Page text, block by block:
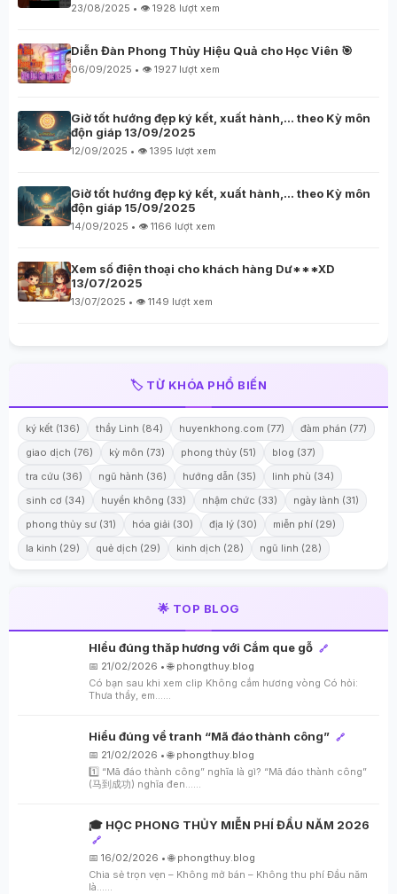
23/08/2025 • 👁️ 1928 lượt xem
Diễn Đàn Phong Thủy Hiệu Quả cho Học Viên 🎯
06/09/2025 • 👁️ 1927 lượt xem
Giờ tốt hướng đẹp ký kết, xuất hành,… theo Kỳ môn
độn giáp 13/09/2025
12/09/2025 • 👁️ 1395 lượt xem
Giờ tốt hướng đẹp ký kết, xuất hành,… theo Kỳ môn
độn giáp 15/09/2025
14/09/2025 • 👁️ 1166 lượt xem
Xem số điện thoại cho khách hàng Dư***XD
13/07/2025
13/07/2025 • 👁️ 1149 lượt xem
🏷️ TỪ KHÓA PHỔ BIẾN
ký kết (136) thầy Linh (84) huyenkhong.com (77)
đàm phán (77)
giao dịch (76)
kỳ môn (73) phong thủy (51)
blog (37)
tra cứu (36)
ngũ hành (36) hướng dẫn (35)
linh phù (34)
sinh cơ (34)
huyền không (33) nhậm chức (33)
ngày lành (31)
phong thủy sư (31)
hóa giải (30) địa lý (30)
miễn phí (29)
la kinh (29)
quẻ dịch (29) kinh dịch (28) ngũ linh (28)
🌟 TOP BLOG
HIểu đúng thăp hương với Cắm que gỗ 🔗
📅 21/02/2026 • 🌐 phongthuy.blog
Có bạn sau khi xem clip Không cắm hương vòng Có hỏi:
Thưa thầy, em…...
Hiểu đúng về tranh “Mã đáo thành công” 🔗
📅 21/02/2026 • 🌐 phongthuy.blog
1️⃣ “Mã đáo thành công” nghĩa là gì? “Mã đáo thành công”
(马到成功) nghĩa đen…...
🎓 HỌC PHONG THỦY MIỄN PHÍ ĐẦU NĂM 2026
🔗
📅 16/02/2026 • 🌐 phongthuy.blog
Chia sẻ trọn vẹn – Không mở bán – Không thu phí Đầu năm
là…...